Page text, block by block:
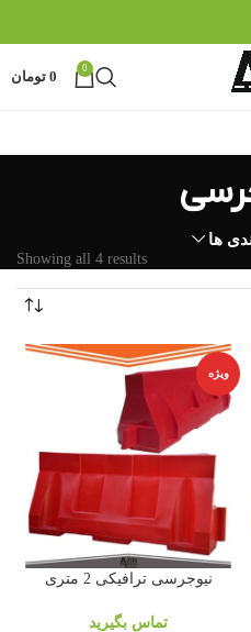
0
0 تومان
ها
Showing all 4 results
ویژه
نیوجرسی ترافیکی 2 متری
تماس بگیرید